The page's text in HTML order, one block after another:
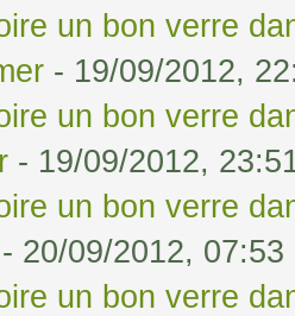
un bon verre
- 19/09/2012,
un bon verre
- 19/09/2012,
un bon verre
- 20/09/2012, 07:53
un bon verre